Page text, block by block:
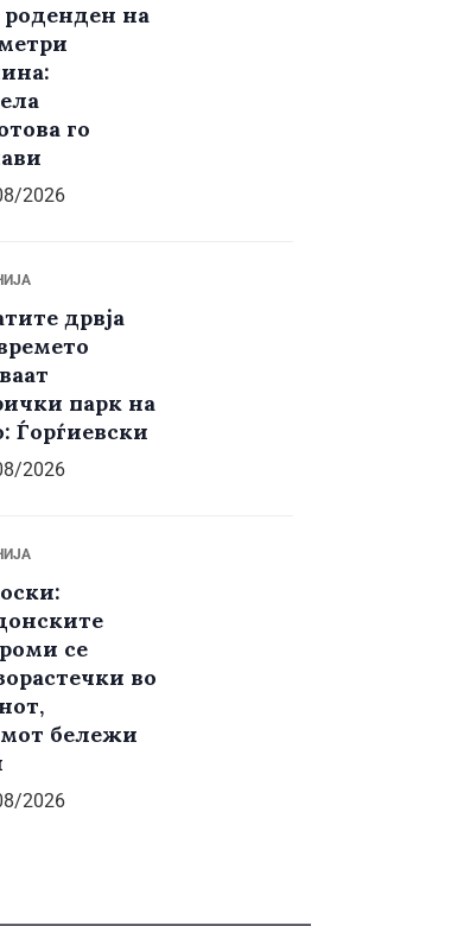
на
го
2026
дрвја
парк на
Ѓорѓиевски
2026
се
во
бележи
2026